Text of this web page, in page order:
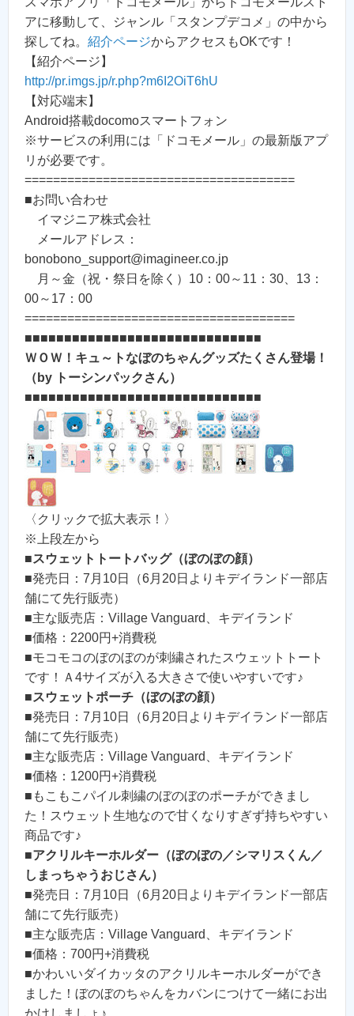
アに移動して、ジャンル「スタンプデコメ」の中から
探してね。 紹介ページからアクセスもOKです！
【紹介ページ】
http://pr.imgs.jp/r.php?m6I2OiT6hU
【対応端末】
Android搭載docomoスマートフォン
※サービスの利用には「ドコモメール」の最新版アプ
リが必要です。
======================================
■お問い合わせ
イマジニア株式会社
メールアドレス：
bonobono_support@imagineer.co.jp
月～金（祝・祭日を除く）10：00～11：30、13：
00～17：00
======================================
■■■■■■■■■■■■■■■■■■■■■■■■■■■■■■
ＷＯＷ！キュ～トなぼのちゃんグッズたくさん登場！
（by トーシンパックさん）
■■■■■■■■■■■■■■■■■■■■■■■■■■■■■■
〈クリックで拡大表示！〉
※上段左から
■スウェットトートバッグ（ぼのぼの顔）
■発売日：7月10日（6月20日よりキデイランド一部店
舗にて先行販売）
■主な販売店：Village Vanguard、キデイランド
■価格：2200円+消費税
■モコモコのぼのぼのが刺繍されたスウェットトート
です！Ａ4サイズが入る大きさで使いやすいです♪
■スウェットポーチ（ぼのぼの顔）
■発売日：7月10日（6月20日よりキデイランド一部店
舗にて先行販売）
■主な販売店：Village Vanguard、キデイランド
■価格：1200円+消費税
■もこもこパイル刺繍のぼのぼのポーチができまし
た！スウェット生地なので甘くなりすぎず持ちやすい
商品です♪
■アクリルキーホルダー（ぼのぼの／シマリスくん／
しまっちゃうおじさん）
■発売日：7月10日（6月20日よりキデイランド一部店
舗にて先行販売）
■主な販売店：Village Vanguard、キデイランド
■価格：700円+消費税
■かわいいダイカッタのアクリルキーホルダーができ
ました！ぼのぼのちゃんをカバンにつけて一緒にお出
かけしましょ♪